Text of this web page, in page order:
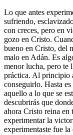
Lo que antes
sufriendo,
con creces, pero en
gozo en Cristo.
bueno en Cristo, del
malo en Adán. Es
menor lucha, pero te
práctica. Al principio
conseguirlo. Hasta
aquello a lo que se
descubrirás que
ahora Cristo reina en
experimentar la
experimentaste fue